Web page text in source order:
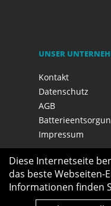
UNSER
Kontakt
Datenschutz
AGB
Impressum
Diese Internetseite
das beste Webseiten-
Informationen finden